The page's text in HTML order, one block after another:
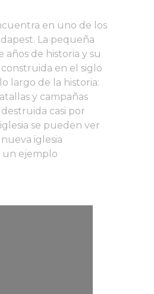
en uno de los
La pequeña
de historia y su
en el siglo
largo de la historia:
y campañas
casi por
se pueden ver
iglesia
un ejemplo